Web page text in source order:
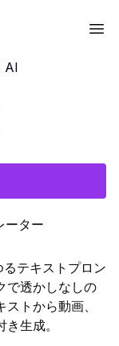
AI
ター
テキストプロン
で透かしなしの
トから動画、
生成。